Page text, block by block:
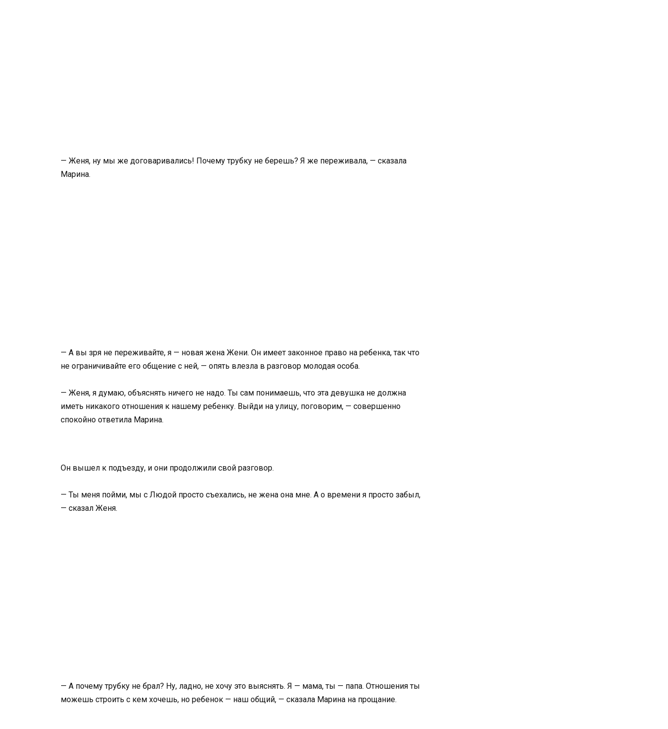
— Женя, ну мы же договаривались! Почему трубку не берешь? Я же переживала, — сказала
Марина.
— А вы зря не переживайте, я — новая жена Жени. Он имеет законное право на ребенка, так что
не ограничивайте его общение с ней, — опять влезла в разговор молодая особа.
— Женя, я думаю, объяснять ничего не надо. Ты сам понимаешь, что эта девушка не должна
иметь никакого отношения к нашему ребенку. Выйди на улицу, поговорим, — совершенно
спокойно ответила Марина.
Он вышел к подъезду, и они продолжили свой разговор.
— Ты меня пойми, мы с Людой просто съехались, не жена она мне. А о времени я просто забыл,
— сказал Женя.
— А почему трубку не брал? Ну, ладно, не хочу это выяснять. Я — мама, ты — папа. Отношения ты
можешь строить с кем хочешь, но ребенок — наш общий, — сказала Марина на прощание.